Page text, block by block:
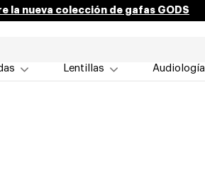
la nueva colección de gafas GODS
Lentillas Audiología